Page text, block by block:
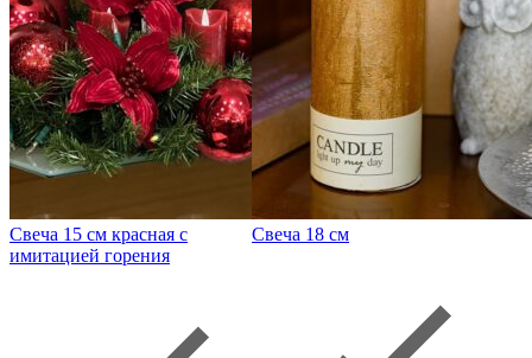
Свеча 15 см красная с
имитацией горения
Свеча 18 см